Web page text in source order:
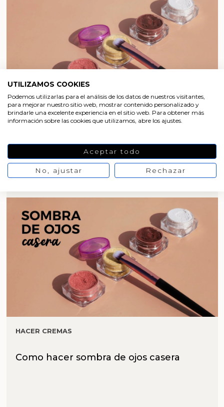
BLOG DE GRAN VELADA
Como fazer Sombras de Olhos Caseiras:
Realce seu olhar com tons torrados!
HACER CREMAS
Como hacer sombra de ojos casera
UTILIZAMOS COOKIES
Podemos utilizarlas para el análisis de los datos de nuestros visitantes,
para mejorar nuestro sitio web, mostrar contenido personalizado y
brindarle una excelente experiencia en el sitio web. Para obtener más
información sobre las cookies que utilizamos, abre los ajustes.
Aceptar todo
No, ajustar Rechazar